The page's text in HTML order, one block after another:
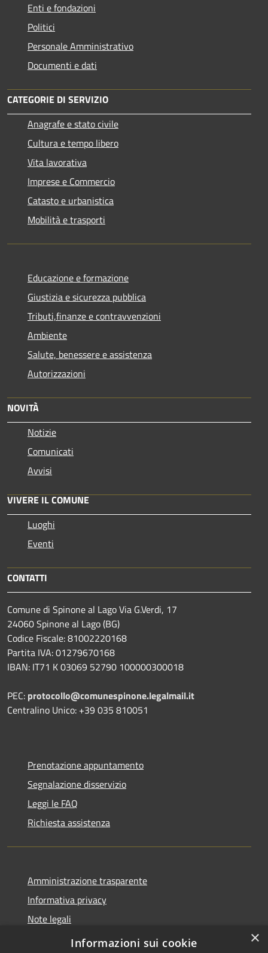
Enti e fondazioni
Politici
Personale Amministrativo
Documenti e dati
CATEGORIE DI SERVIZIO
Anagrafe e stato civile
Cultura e tempo libero
Vita lavorativa
Imprese e Commercio
Catasto e urbanistica
Mobilità e trasporti
Educazione e formazione
Giustizia e sicurezza pubblica
Tributi,finanze e contravvenzioni
Ambiente
Salute, benessere e assistenza
Autorizzazioni
NOVITÀ
Notizie
Comunicati
Avvisi
VIVERE IL COMUNE
Luoghi
Eventi
CONTATTI
Comune di Spinone al Lago Via G.Verdi, 17
24060 Spinone al Lago (BG)
Codice Fiscale: 81002220168
Partita IVA: 01279670168
IBAN: IT71 K 03069 52790 100000300018
PEC: protocollo@comunespinone.legalmail.it
Centralino Unico: +39 035 810051
Prenotazione appuntamento
Segnalazione disservizio
Leggi le FAQ
Richiesta assistenza
Amministrazione trasparente
Informativa privacy
Note legali
Dichiarazione di accessibilità
×
Informazioni sui cookie